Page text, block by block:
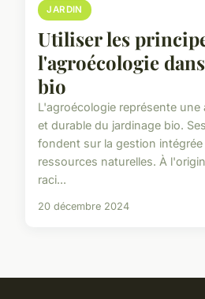
JARDIN
Utiliser les
l'agroécologie
bio
L'agroécologie représente
et durable du jardinage bio.
fondent sur la gestion
ressources naturelles. À
raci...
20 décembre 2024